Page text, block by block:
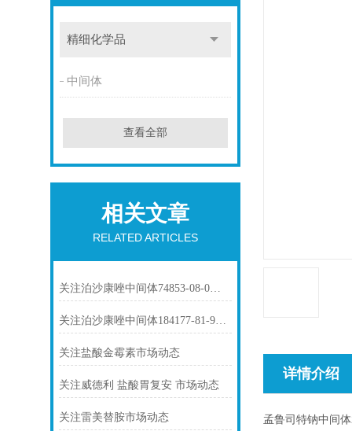
精细化学品
中间体
查看全部
相关文章
RELATED ARTICLES
关注泊沙康唑中间体74853-08-0市场动态
关注泊沙康唑中间体184177-81-9市场动态
关注盐酸金霉素市场动态
关注威德利 盐酸胃复安 市场动态
关注雷美替胺市场动态
详情介绍
孟鲁司特钠中间